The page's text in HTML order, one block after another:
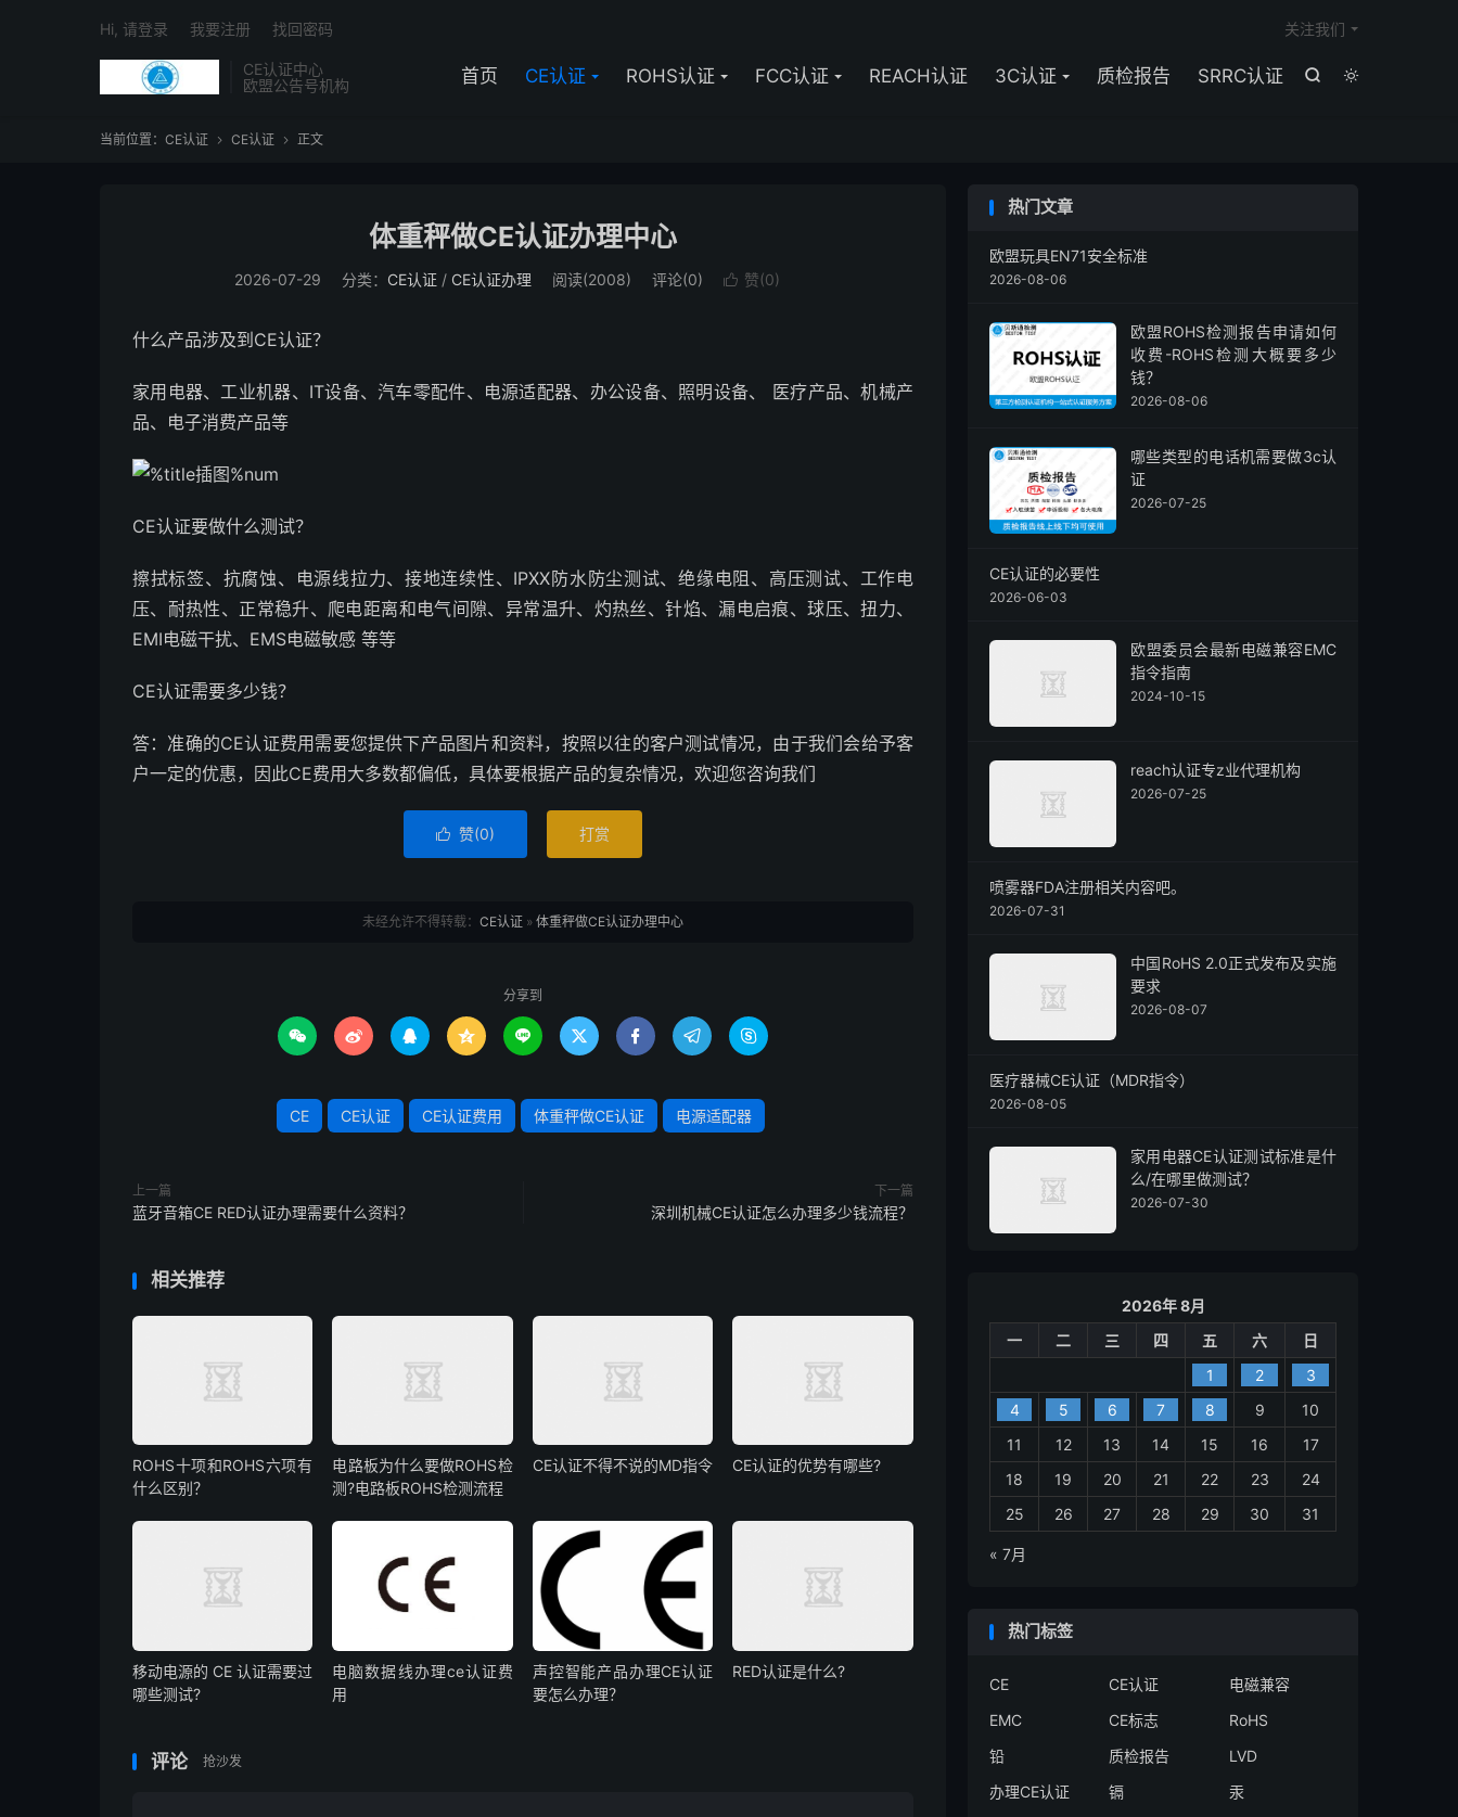
CE认证中心
欧盟公告号机构


首页 CE认证 ROHS认证 FCC认证 REACH认证 3C认证 质检报告 SRRC认证
关注我们
Hi, 请登录 我要注册 找回密码
当前位置： CE认证  CE认证  正文
体重秤做CE认证办理中心
2026-07-29 分类： CE认证/ CE认证办理 阅读(2008) 评论(0)  赞(0)
什么产品涉及到CE认证？
家用电器、工业机器、IT设备、汽车零配件、电源适配器、办公设备、照明设备、 医疗产品、机械产
品、电子消费产品等
CE认证要做什么测试？
擦拭标签、抗腐蚀、电源线拉力、接地连续性、IPXX防水防尘测试、绝缘电阻、高压测试、工作电
压、耐热性、正常稳升、爬电距离和电气间隙、异常温升、灼热丝、针焰、漏电启痕、球压、扭力、
EMI电磁干扰、EMS电磁敏感 等等
CE认证需要多少钱？
答：准确的CE认证费用需要您提供下产品图片和资料，按照以往的客户测试情况，由于我们会给予客
户一定的优惠，因此CE费用大多数都偏低，具体要根据产品的复杂情况，欢迎您咨询我们
 赞(0) 打赏
未经允许不得转载： CE认证 » 体重秤做CE认证办理中心
分享到
        
CE CE认证 CE认证费用 体重秤做CE认证 电源适配器
上一篇
蓝牙音箱CE RED认证办理需要什么资料？
下一篇
深圳机械CE认证怎么办理多少钱流程？
相关推荐
ROHS十项和ROHS六项有
什么区别？
电路板为什么要做ROHS检
测?电路板ROHS检测流程
CE认证不得不说的MD指令 CE认证的优势有哪些?
移动电源的 CE 认证需要过
哪些测试?
电脑数据线办理ce认证费
用
声控智能产品办理CE认证
要怎么办理？
RED认证是什么?
评论 抢沙发
热门文章
欧盟玩具EN71安全标准
2026-08-06
欧盟ROHS检测报告申请如何
收费-ROHS检测大概要多少
钱？
2026-08-06
哪些类型的电话机需要做3c认
证
2026-07-25
CE认证的必要性
2026-06-03
欧盟委员会最新电磁兼容EMC
指令指南
2024-10-15
reach认证专z业代理机构
2026-07-25
喷雾器FDA注册相关内容吧。
2026-07-31
中国RoHS 2.0正式发布及实施
要求
2026-08-07
医疗器械CE认证（MDR指令）
2026-08-05
家用电器CE认证测试标准是什
么/在哪里做测试？
2026-07-30
2026年 8月
一
二 三 四 五 六
日
1
2
3
4
5 6 7 8 9
10
11
12 13 14 15 16
17
18
19 20 21 22 23
24
25
26 27 28 29 30 31
« 7月
热门标签
CE CE认证
电磁兼容
EMC
CE标志
RoHS
铅
质检报告
LVD
办理CE认证
镉
汞